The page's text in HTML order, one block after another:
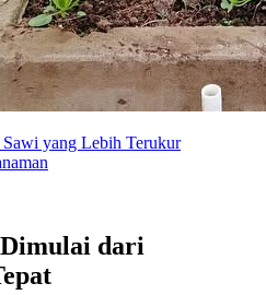
yang Lebih Terukur
dari